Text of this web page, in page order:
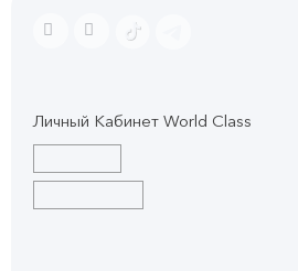
Личный Кабинет World Class